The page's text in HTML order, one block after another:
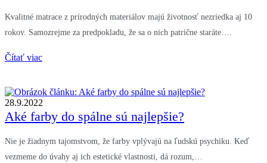
Kvalitné matrace z prírodných materiálov majú životnosť nezriedka aj 10
rokov. Samozrejme za predpokladu, že sa o nich patrične staráte….
Čítať viac
28.9.2022
Aké farby do spálne sú najlepšie?
Nie je žiadnym tajomstvom, že farby vplývajú na ľudskú psychiku. Keď
vezmeme do úvahy aj ich estetické vlastnosti, dá rozum,…